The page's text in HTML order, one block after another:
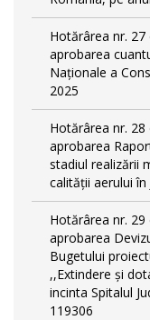
Hotărârea nr.
aprobarea
Naționale a
2025
Hotărârea nr.
aprobarea
stadiul realizării
calității aerului în
Hotărârea nr.
aprobarea
Bugetului
,,Extindere și
incinta Spitalul
119306